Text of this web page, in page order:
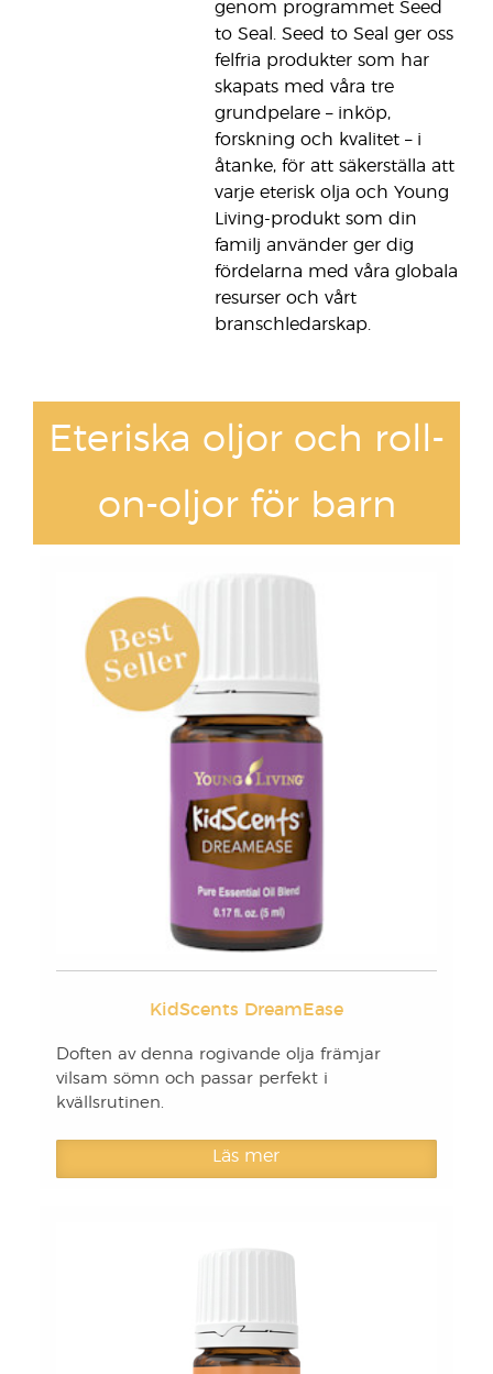
genom programmet Seed
to Seal. Seed to Seal ger oss
felfria produkter som har
skapats med våra tre
grundpelare – inköp,
forskning och kvalitet – i
åtanke, för att säkerställa att
varje eterisk olja och Young
Living-produkt som din
familj använder ger dig
fördelarna med våra globala
resurser och vårt
branschledarskap.
Eteriska oljor och roll-
on-oljor för barn
KidScents DreamEase
Doften av denna rogivande olja främjar
vilsam sömn och passar perfekt i
kvällsrutinen.
Läs mer